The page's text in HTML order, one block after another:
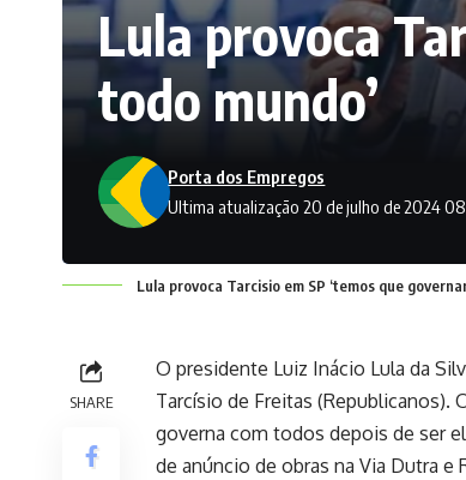
Lula provoca
todo mundo’
Ultima atualização 20 de julho de 2024
Porta dos Empregos
Lula provoca Tarcisio em SP ‘temos que
SHARE
O presidente Luiz Inácio Lula da
Tarcísio de Freitas (Republicanos).
governa com todos depois de ser
de anúncio de obras na Via Dutra